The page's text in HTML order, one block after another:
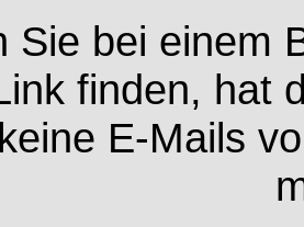
Sie bei einem
finden, hat
E-Mails